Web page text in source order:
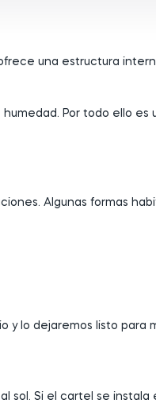
una estructura
Por todo ello es
Algunas formas
y lo dejaremos listo para
Si el cartel se instala